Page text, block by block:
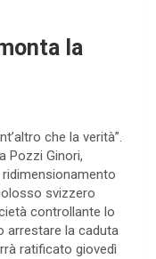
la
che la verità”.
Pozzi Ginori,
svizzero
controllante lo
arrestare la caduta
ratificato giovedì